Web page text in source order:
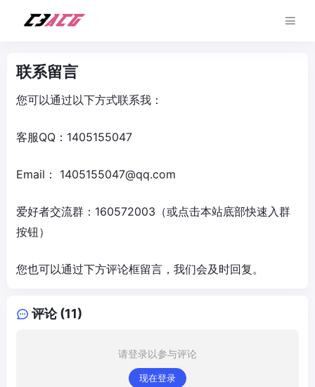
联系留言
您可以通过以下方式联系我：
客服QQ：1405155047
Email： 1405155047@qq.com
爱好者交流群：160572003（或点击本站底部快速入群
按钮）
您也可以通过下方评论框留言，我们会及时回复。
评论 (11)
请登录以参与评论
现在登录